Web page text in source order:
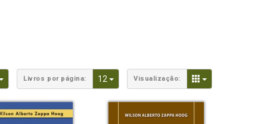
Toggle Dropdown
Livros por página: 12 Toggle Dropdown
Visualização: Toggle Dropdown